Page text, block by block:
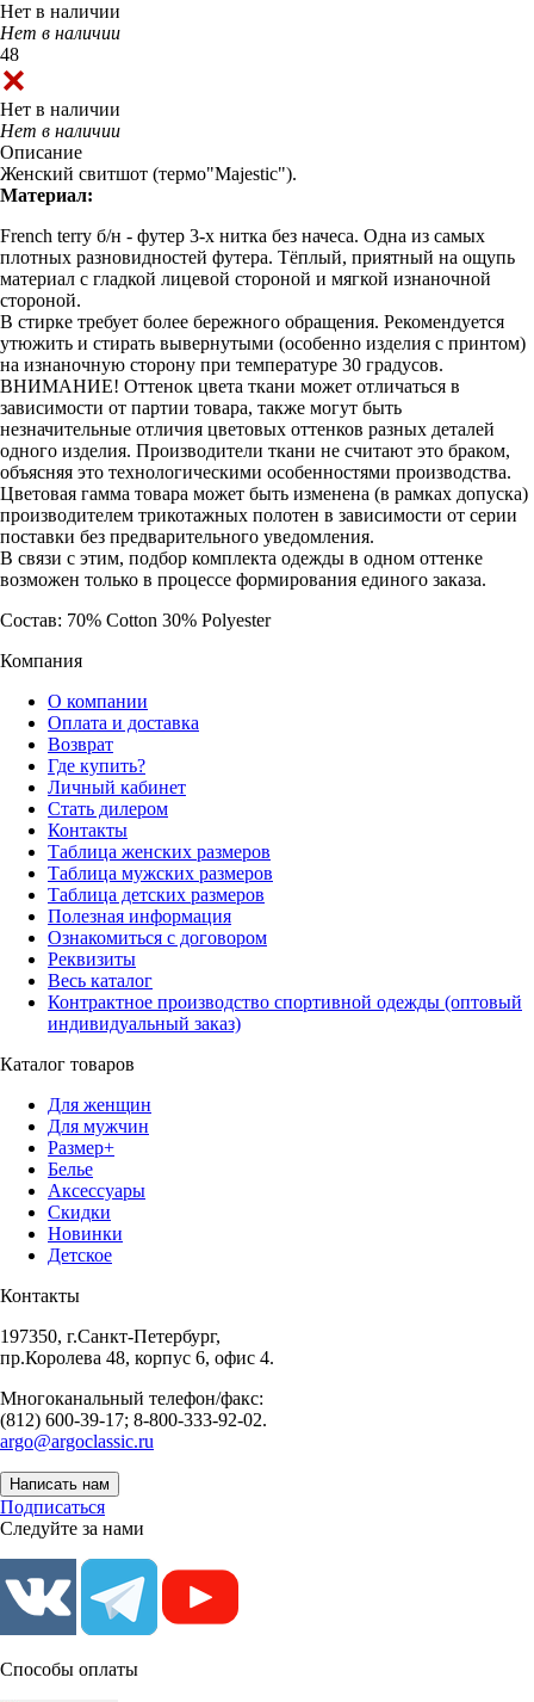
Нет в наличии
Нет в наличии
48
Нет в наличии
Нет в наличии
Описание
Женский свитшот (термо"Majestic").
Материал:
French terry б/н - футер 3-х нитка без начеса. Одна из самых
плотных разновидностей футера. Тёплый, приятный на ощупь
материал с гладкой лицевой стороной и мягкой изнаночной
стороной.
В стирке требует более бережного обращения. Рекомендуется
утюжить и стирать вывернутыми (особенно изделия с принтом)
на изнаночную сторону при температуре 30 градусов.
ВНИМАНИЕ! Оттенок цвета ткани может отличаться в
зависимости от партии товара, также могут быть
незначительные отличия цветовых оттенков разных деталей
одного изделия. Производители ткани не считают это браком,
объясняя это технологическими особенностями производства.
Цветовая гамма товара может быть изменена (в рамках допуска)
производителем трикотажных полотен в зависимости от серии
поставки без предварительного уведомления.
В связи с этим, подбор комплекта одежды в одном оттенке
возможен только в процессе формирования единого заказа.
Состав: 70% Cotton 30% Polyester
Компания
О компании
Оплата и доставка
Возврат
Где купить?
Личный кабинет
Стать дилером
Контакты
Таблица женских размеров
Таблица мужских размеров
Таблица детских размеров
Полезная информация
Ознакомиться с договором
Реквизиты
Весь каталог
Контрактное производство спортивной одежды (оптовый
индивидуальный заказ)
Каталог товаров
Для женщин
Для мужчин
Размер+
Белье
Аксессуары
Скидки
Новинки
Детское
Контакты
197350, г.Санкт-Петербург,
пр.Королева 48, корпус 6, офис 4.
Многоканальный телефон/факс:
(812) 600-39-17; 8-800-333-92-02.
argo@argoclassic.ru
Написать нам
Подписаться
Следуйте за нами
Способы оплаты